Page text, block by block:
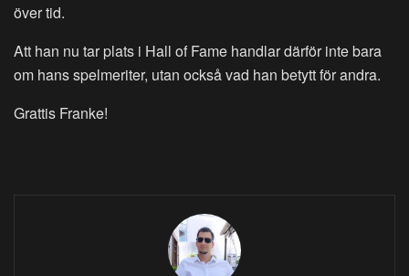
över tid.
Att han nu tar plats i Hall of Fame handlar därför inte bara
om hans spelmeriter, utan också vad han betytt för andra.
Grattis Franke!